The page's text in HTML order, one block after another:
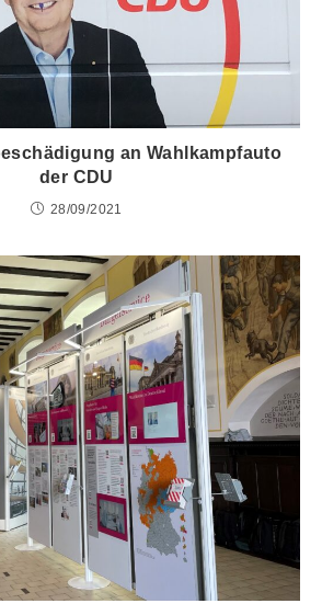
an Wahlkampfauto
der CDU
28/09/2021